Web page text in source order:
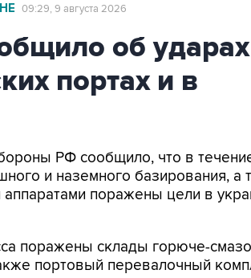
09:29, 9 августа 2026
об
портах и в
РФ сообщило, что в
и наземного базирования, а
поражены цели в
поражены склады горюче-
портовый перевалочный